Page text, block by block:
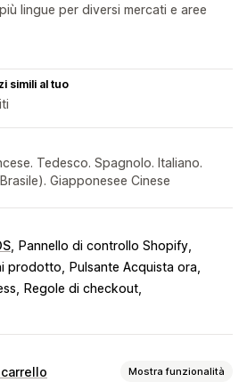
lingue per diversi mercati e aree
simili al tuo
Tedesco. Spagnolo. Italiano.
Giapponesee Cinese
Pannello di controllo Shopify
prodotto
Pulsante Acquista ora
Regole di checkout
Mostra funzionalità